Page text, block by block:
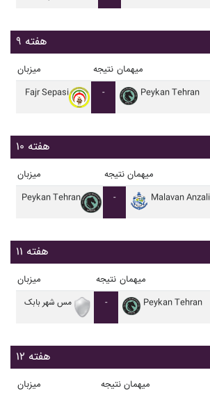
هفته ۹
میزبان نتیجه میهمان
Fajr Sepasi - Peykan Tehran
هفته ۱۰
میزبان نتیجه میهمان
Peykan Tehran - Malavan Anzali
هفته ۱۱
میزبان نتیجه میهمان
مس شهر بابک - Peykan Tehran
هفته ۱۲
میزبان نتیجه میهمان